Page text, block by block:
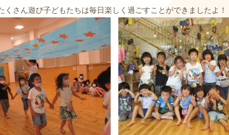
くさん遊び子どもたちは毎日楽しく過ごすことができましたよ！